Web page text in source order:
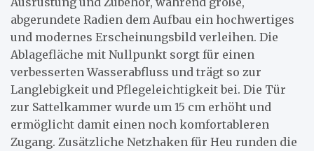
abgerundete Radien dem Aufbau ein hochwertiges
und modernes Erscheinungsbild verleihen. Die
Ablagefläche mit Nullpunkt sorgt für einen
verbesserten Wasserabfluss und trägt so zur
Langlebigkeit und Pflegeleichtigkeit bei. Die Tür
zur Sattelkammer wurde um 15 cm erhöht und
ermöglicht damit einen noch komfortableren
Zugang. Zusätzliche Netzhaken für Heu runden die